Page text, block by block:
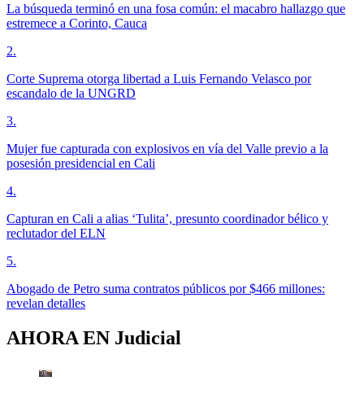
La búsqueda terminó en una fosa común: el macabro hallazgo que
estremece a Corinto, Cauca
2.
Corte Suprema otorga libertad a Luis Fernando Velasco por
escandalo de la UNGRD
3.
Mujer fue capturada con explosivos en vía del Valle previo a la
posesión presidencial en Cali
4.
Capturan en Cali a alias ‘Tulita’, presunto coordinador bélico y
reclutador del ELN
5.
Abogado de Petro suma contratos públicos por $466 millones:
revelan detalles
AHORA EN Judicial